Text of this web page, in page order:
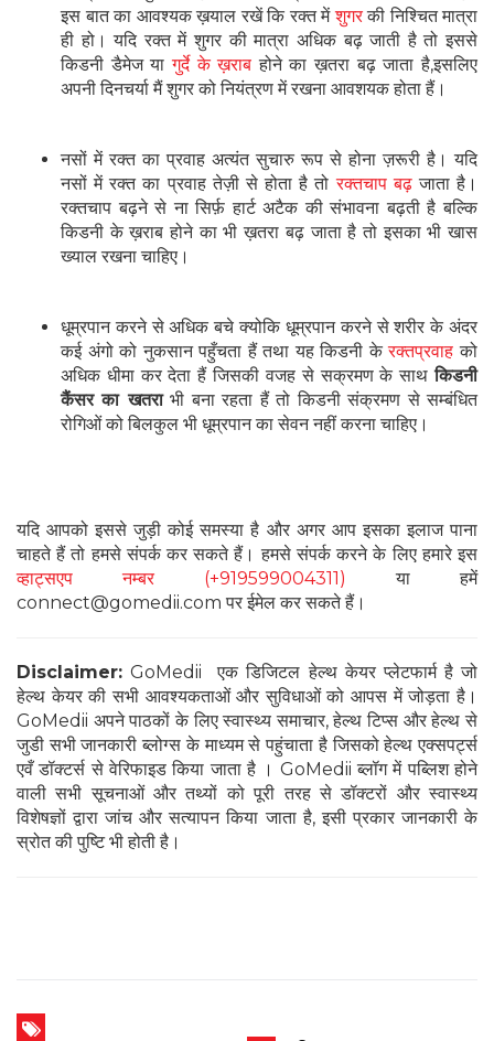
इस बात का आवश्यक ख़याल रखें कि रक्त मेंशुगरकी निश्चित मात्रा
ही हो। यदि रक्त में शुगर की मात्रा अधिक बढ़ जाती है तो इससे
किडनी डैमेज यागुर्दे के ख़राब होने का ख़तरा बढ़ जाता है,इसलिए
अपनी दिनचर्या मैं शुगर को नियंत्रण में रखना आवशयक होता हैं।
नसों में रक्त का प्रवाह अत्यंत सुचारु रूप से होना ज़रूरी है। यदि
नसों में रक्त का प्रवाह तेज़ी से होता है तोरक्तचाप बढ़जाता है।
रक्तचाप बढ़ने से ना सिर्फ़ हार्ट अटैक की संभावना बढ़ती है बल्कि
किडनी के ख़राब होने का भी ख़तरा बढ़ जाता है तो इसका भी खास
ख्याल रखना चाहिए।
धूम्रपान करने से अधिक बचे क्योकि धूम्रपान करने से शरीर के अंदर
कई अंगो को नुकसान पहुँचता हैं तथा यह किडनी केरक्तप्रवाह को
अधिक धीमा कर देता हैं जिसकी वजह से सक्रमण के साथकिडनी
कैंसर का खतराभी बना रहता हैं तो किडनी संक्रमण से सम्बंधित
रोगिओं को बिलकुल भी धूम्रपान का सेवन नहीं करना चाहिए।
यदि आपको इससे जुड़ी कोई समस्या है और अगर आप इसका इलाज पाना
चाहते हैं तो हमसे संपर्क कर सकते हैं। हमसे संपर्क करने के लिए हमारे इस
व्हाट्सएप नम्बर (+919599004311)
या हमें
connect@gomedii.com पर ईमेल कर सकते हैं।
Disclaimer: GoMedii एक डिजिटल हेल्थ केयर प्लेटफार्म है जो
हेल्थ केयर की सभी आवश्यकताओं और सुविधाओं को आपस में जोड़ता है।
GoMedii अपने पाठकों के लिए स्वास्थ्य समाचार, हेल्थ टिप्स और हेल्थ से
जुडी सभी जानकारी ब्लोग्स के माध्यम से पहुंचाता है जिसको हेल्थ एक्सपर्ट्स
एवँ डॉक्टर्स से वेरिफाइड किया जाता है । GoMedii ब्लॉग में पब्लिश होने
वाली सभी सूचनाओं और तथ्यों को पूरी तरह से डॉक्टरों और स्वास्थ्य
विशेषज्ञों द्वारा जांच और सत्यापन किया जाता है, इसी प्रकार जानकारी के
स्रोत की पुष्टि भी होती है।